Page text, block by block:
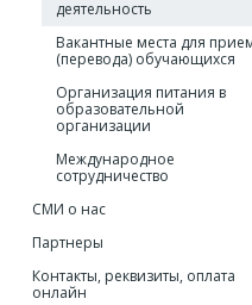
деятельность
Вакантные места для
(перевода) обучающихся
Организация питания в
образовательной
организации
Международное
сотрудничество
СМИ о нас
Партнеры
Контакты, реквизиты, оплата
онлайн